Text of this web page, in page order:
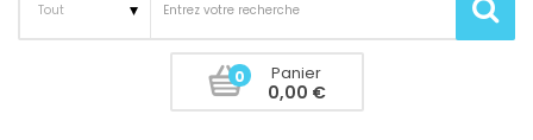
Panier
0
0,00 €